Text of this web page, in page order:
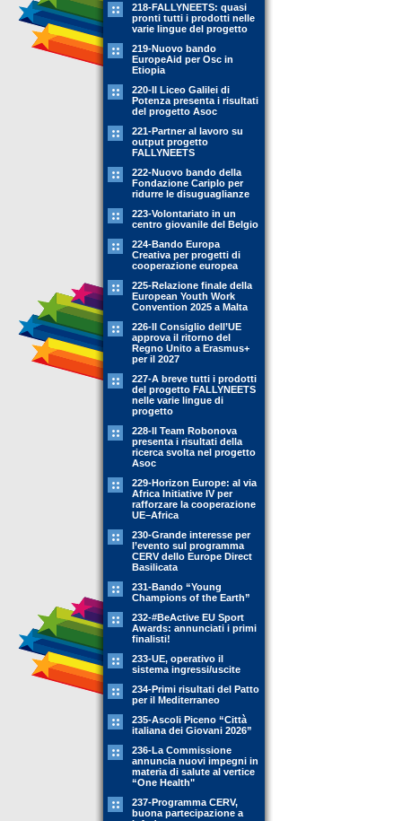
218-FALLYNEETS: quasi
pronti tutti i prodotti nelle
varie lingue del progetto
219-Nuovo bando
EuropeAid per Osc in
Etiopia
220-Il Liceo Galilei di
Potenza presenta i risultati
del progetto Asoc
221-Partner al lavoro su
output progetto
FALLYNEETS
222-Nuovo bando della
Fondazione Cariplo per
ridurre le disuguaglianze
223-Volontariato in un
centro giovanile del Belgio
224-Bando Europa
Creativa per progetti di
cooperazione europea
225-Relazione finale della
European Youth Work
Convention 2025 a Malta
226-Il Consiglio dell’UE
approva il ritorno del
Regno Unito a Erasmus+
per il 2027
227-A breve tutti i prodotti
del progetto FALLYNEETS
nelle varie lingue di
progetto
228-Il Team Robonova
presenta i risultati della
ricerca svolta nel progetto
Asoc
229-Horizon Europe: al via
Africa Initiative IV per
rafforzare la cooperazione
UE–Africa
230-Grande interesse per
l’evento sul programma
CERV dello Europe Direct
Basilicata
231-Bando “Young
Champions of the Earth”
232-#BeActive EU Sport
Awards: annunciati i primi
finalisti!
233-UE, operativo il
sistema ingressi/uscite
234-Primi risultati del Patto
per il Mediterraneo
235-Ascoli Piceno “Città
italiana dei Giovani 2026”
236-La Commissione
annuncia nuovi impegni in
materia di salute al vertice
“One Health"
237-Programma CERV,
buona partecipazione a